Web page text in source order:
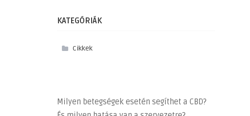
KATEGÓRIÁK
Cikkek
Milyen betegségek esetén segíthet a CBD?